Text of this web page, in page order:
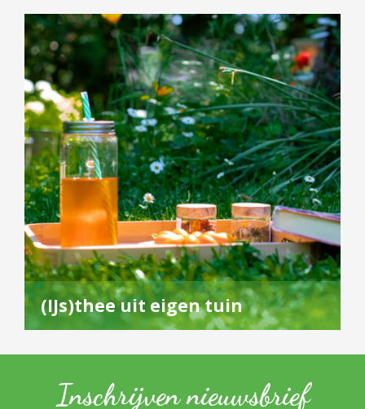
(IJs)thee uit eigen tuin
Inschrijven nieuwsbrief